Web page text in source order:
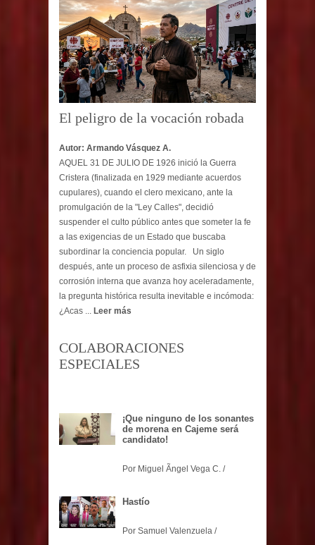
El peligro de la vocación robada
Autor: Armando Vásquez A.
AQUEL 31 DE JULIO DE 1926 inició la Guerra
Cristera (finalizada en 1929 mediante acuerdos
cupulares), cuando el clero mexicano, ante la
promulgación de la "Ley Calles", decidió
suspender el culto público antes que someter la fe
a las exigencias de un Estado que buscaba
subordinar la conciencia popular. Un siglo
después, ante un proceso de asfixia silenciosa y de
corrosión interna que avanza hoy aceleradamente,
la pregunta histórica resulta inevitable e incómoda:
¿Acas ... Leer más
COLABORACIONES
ESPECIALES
¡Que ninguno de los sonantes
de morena en Cajeme será
candidato!
Por Miguel Ãngel Vega C. /
Hastío
Por Samuel Valenzuela /